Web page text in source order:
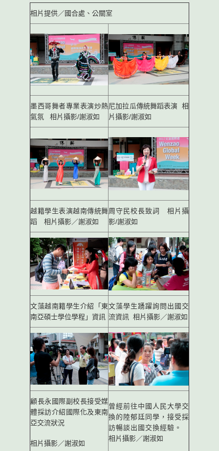
相片提供／國合處、公關室
墨西哥舞者專業表演炒熱
氣氛 相片攝影/謝淑如
尼加拉瓜傳統舞蹈表演 相
片攝影/謝淑如
越籍學生表演越南傳統舞
蹈 相片攝影／謝淑如
周守民校長致詞 相片攝
影/謝淑如
文藻越南籍學生介紹「東
南亞碩士學位學程」資訊
文藻學生踴躍詢問出國交
流資訊 相片攝影／謝淑如
顧長永國際副校長接受媒
體採訪介紹國際化及東南
亞交流狀況
相片攝影／謝淑如
曾經前往中國人民大學交
換的陸郁廷同學，接受採
訪暢談出國交換經驗。
相片攝影／謝淑如